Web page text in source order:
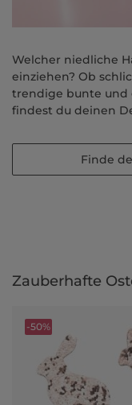
Welcher niedliche
einziehen? Ob
trendige bunte und
findest du deinen
Finde
Zauberhafte
-50%